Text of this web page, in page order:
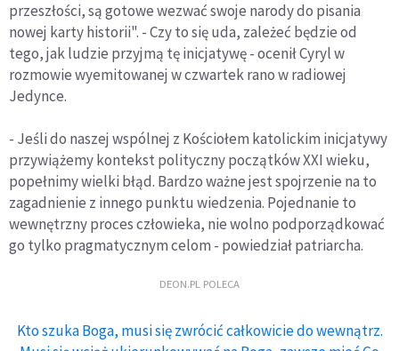
przeszłości, są gotowe wezwać swoje narody do pisania
nowej karty historii". - Czy to się uda, zależeć będzie od
tego, jak ludzie przyjmą tę inicjatywę - ocenił Cyryl w
rozmowie wyemitowanej w czwartek rano w radiowej
Jedynce.
- Jeśli do naszej wspólnej z Kościołem katolickim inicjatywy
przywiążemy kontekst polityczny początków XXI wieku,
popełnimy wielki błąd. Bardzo ważne jest spojrzenie na to
zagadnienie z innego punktu wiedzenia. Pojednanie to
wewnętrzny proces człowieka, nie wolno podporządkować
go tylko pragmatycznym celom - powiedział patriarcha.
DEON.PL POLECA
Kto szuka Boga, musi się zwrócić całkowicie do wewnątrz.